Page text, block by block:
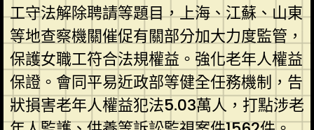
工守法解除聘請等題目，上海、江蘇、山東
等地查察機關催促有關部分加大力度監管，
保護女職工符合法規權益。強化老年人權益
保證。會同平易近政部等健全任務機制，告
狀損害老年人權益犯法5.03萬人，打點涉老